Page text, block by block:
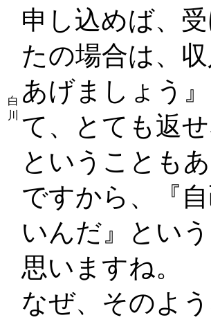
白
川
申し込めば、
たの場合は、
あげましょう
て、とても返
ということも
ですから、『
いんだ』とい
思いますね。
なぜ、そのよ